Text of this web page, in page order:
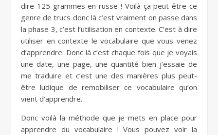
dire 125 grammes en russe ! Voilà ça peut être ce
genre de trucs donc là c’est vraiment on passe dans
la phase 3, c’est l’utilisation en contexte. C’est à dire
utiliser en contexte le vocabulaire que vous venez
d’apprendre. Donc là c’est chaque fois que je voyais
une date, une page, une quantité bien j’essaie de
me traduire et c’est une des manières plus peut-
être ludique de remobiliser ce vocabulaire qu’on
vient d’apprendre.
Donc voilà la méthode que je mets en place pour
apprendre du vocabulaire ! Vous pouvez voir la